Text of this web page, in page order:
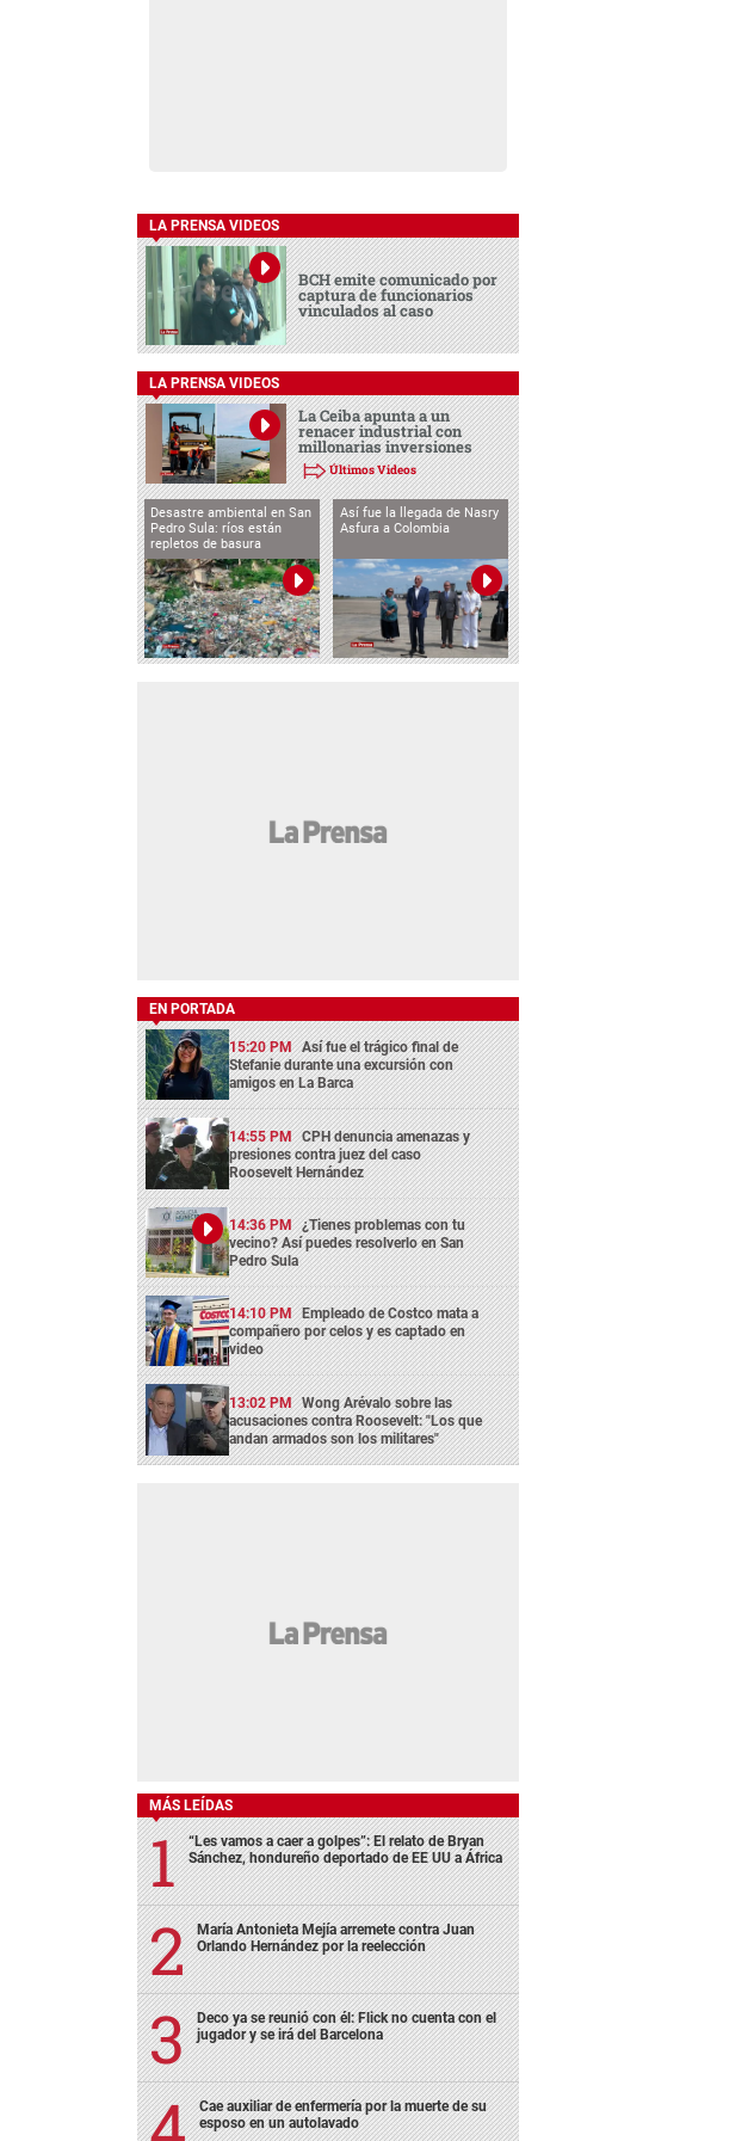
LA PRENSA VIDEOS
BCH emite comunicado por
captura de funcionarios
vinculados al caso
LA PRENSA VIDEOS
La Ceiba apunta a un
renacer industrial con
millonarias inversiones
Últimos Videos
Desastre ambiental en San
Pedro Sula: ríos están
repletos de basura
Así fue la llegada de Nasry
Asfura a Colombia
EN PORTADA
15:20 PM Así fue el trágico final de
Stefanie durante una excursión con
amigos en La Barca
14:55 PM CPH denuncia amenazas y
presiones contra juez del caso
Roosevelt Hernández
14:36 PM ¿Tienes problemas con tu
vecino? Así puedes resolverlo en San
Pedro Sula
14:10 PM Empleado de Costco mata a
compañero por celos y es captado en
video
13:02 PM Wong Arévalo sobre las
acusaciones contra Roosevelt: "Los que
andan armados son los militares"
MÁS LEÍDAS
“Les vamos a caer a golpes”: El relato de Bryan
Sánchez, hondureño deportado de EE UU a África
María Antonieta Mejía arremete contra Juan
Orlando Hernández por la reelección
Deco ya se reunió con él: Flick no cuenta con el
jugador y se irá del Barcelona
Cae auxiliar de enfermería por la muerte de su
esposo en un autolavado